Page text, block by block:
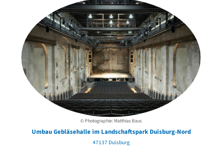
© Photographie: Matthias Baus
Umbau Gebläsehalle im Landschaftspark Duisburg-Nord
47137 Duisburg